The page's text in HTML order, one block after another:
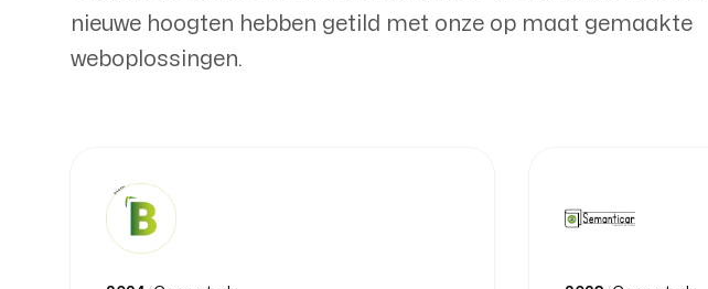
nieuwe hoogten hebben getild met onze op maat gemaakte
weboplossingen.